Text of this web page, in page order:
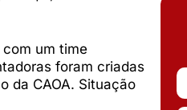
um time
foram criadas
da CAOA. Situação